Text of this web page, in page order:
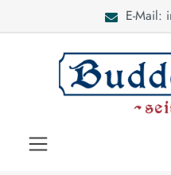
E-Mail: